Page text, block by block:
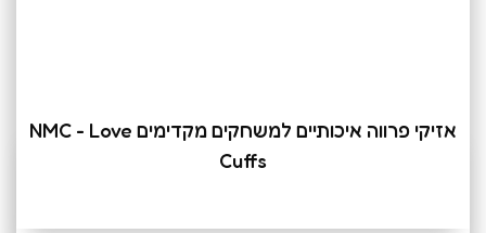
אזיקי פרווה איכותיים למשחקים מקדימים NMC - Love
Cuffs